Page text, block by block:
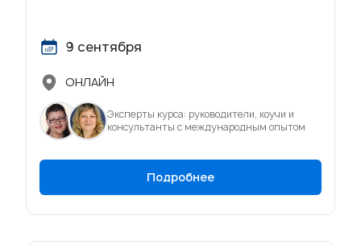
9 сентября
ОНЛАЙН
Эксперты курса: руководители, коучи и
консультанты с международным опытом
Подробнее